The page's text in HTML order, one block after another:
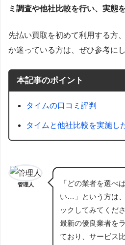
ミ調査や他社比較を行い、実態
先払い買取を初めて利用する方
か迷っている方は、ぜひ参考に
本記事のポイント
タイムの口コミ評判
タイムと他社比較を実施し
管理人
「どの業者を選べ
い…」という方は
ックしてみてくださ
最新の優良業者を
ており、サービス